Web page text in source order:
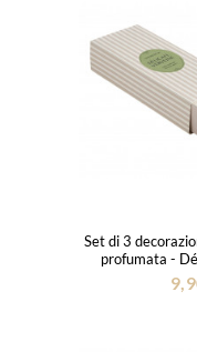
Set di 3
profumata -